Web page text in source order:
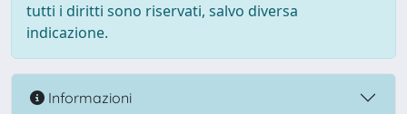
tutti i diritti sono riservati, salvo diversa
indicazione.
Informazioni